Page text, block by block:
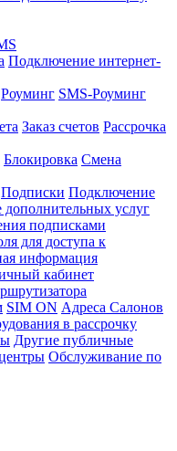
Подключение интернет-
Роуминг SMS-Роуминг
Заказ счетов Рассрочка
Блокировка Смена
Подписки Подключение
услуг
подписками
для доступа к
информация
кабинет
SIM ON Адреса Салонов
в рассрочку
Другие публичные
Обслуживание по